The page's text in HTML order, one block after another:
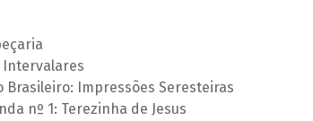
Intervalares
Brasileiro: Impressões Seresteiras
nº 1: Terezinha de Jesus